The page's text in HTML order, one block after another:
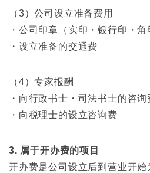
（3）公司设立准备费用
・公司印章（实印・银行印・
・设立准备的交通费
（4）专家报酬
・向行政书士・司法书士的咨询
・向税理士的设立咨询费
3. 属于开办费的项目
开办费是公司设立后到营业开